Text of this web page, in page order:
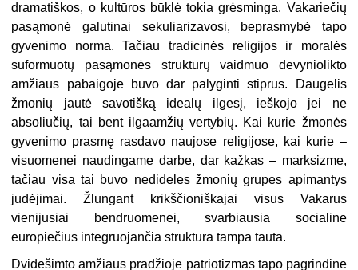
dramatiškos, o kultūros būklė tokia grėsminga. Vakariečių
pasąmonė galutinai sekuliarizavosi, beprasmybė tapo
gyvenimo norma. Tačiau tradicinės religijos ir moralės
suformuotų pasąmonės struktūrų vaidmuo devyniolikto
amžiaus pabaigoje buvo dar palyginti stiprus. Daugelis
žmonių jautė savotišką idealų ilgesį, ieškojo jei ne
absoliučių, tai bent ilgaamžių vertybių. Kai kurie žmonės
gyvenimo prasmę rasdavo naujose religijose, kai kurie –
visuomenei naudingame darbe, dar kažkas – marksizme,
tačiau visa tai buvo nedideles žmonių grupes apimantys
judėjimai. Žlungant krikščioniškajai visus Vakarus
vienijusiai bendruomenei, svarbiausia socialine
europiečius integruojančia struktūra tampa tauta.
Dvidešimto amžiaus pradžioje patriotizmas tapo pagrindine